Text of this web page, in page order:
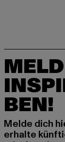
BEN!
Melde dich
erhalte